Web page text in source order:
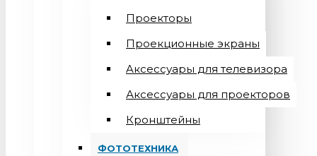
Проекторы
Проекционные экраны
Aксессуары для телевизора
Аксессуары для проекторов
Кронштейны
ФОТОТЕХНИКА